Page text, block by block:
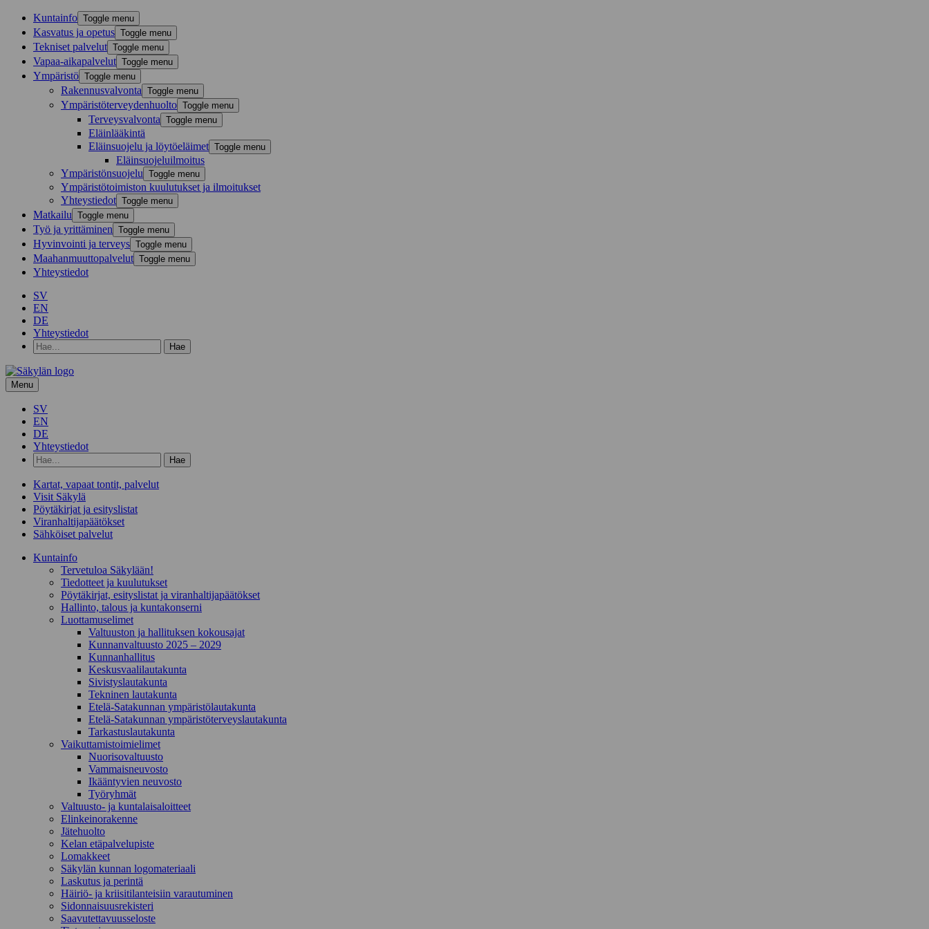
Kunta­info Toggle menu
Kasvatus ja opetus Toggle menu
Tekniset palvelut Toggle menu
Vapaa-aika­palvelut Toggle menu
Ympä­ristö Toggle menu
Rakennusvalvonta Toggle menu
Ympäristöterveydenhuolto Toggle menu
Terveysvalvonta Toggle menu
Eläinlääkintä
Eläinsuojelu ja löytöeläimet Toggle menu
Eläinsuojeluilmoitus
Ympäristönsuojelu Toggle menu
Ympäristötoimiston kuulutukset ja ilmoitukset
Yhteystiedot Toggle menu
Mat­kailu Toggle menu
Työ ja yrittä­minen Toggle menu
Hyvinvointi ja terveys Toggle menu
Maahanmuuttopalvelut Toggle menu
Yhteystiedot
SV
EN
DE
Yhteystiedot
Hae
hakusanalla:
Menu
SV
EN
DE
Yhteystiedot
Hae
hakusanalla:
Kartat, vapaat tontit, palvelut
Visit Säkylä
Pöytäkirjat ja esityslistat
Viranhaltijapäätökset
Sähköiset palvelut
Kunta­info
Tervetuloa Säkylään!
Tiedotteet ja kuulutukset
Pöytäkirjat, esityslistat ja viranhaltijapäätökset
Hallinto, talous ja kuntakonserni
Luottamuselimet
Valtuuston ja hallituksen kokousajat
Kunnanvaltuusto 2025 – 2029
Kunnanhallitus
Keskusvaalilautakunta
Sivistyslautakunta
Tekninen lautakunta
Etelä-Satakunnan ympäristölautakunta
Etelä-Satakunnan ympäristöterveyslautakunta
Tarkastuslautakunta
Vaikuttamistoimielimet
Nuorisovaltuusto
Vammaisneuvosto
Ikääntyvien neuvosto
Työryhmät
Valtuusto- ja kuntalaisaloitteet
Elinkeinorakenne
Jätehuolto
Kelan etäpalvelupiste
Lomakkeet
Säkylän kunnan logomateriaali
Laskutus ja perintä
Häiriö- ja kriisitilanteisiin varautuminen
Sidonnaisuusrekisteri
Saavutettavuusseloste